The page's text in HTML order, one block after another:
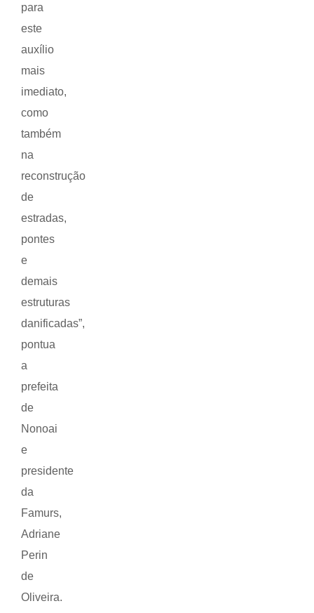
para
este
auxílio
mais
imediato,
como
também
na
reconstrução
de
estradas,
pontes
e
demais
estruturas
danificadas”,
pontua
a
prefeita
de
Nonoai
e
presidente
da
Famurs,
Adriane
Perin
de
Oliveira.